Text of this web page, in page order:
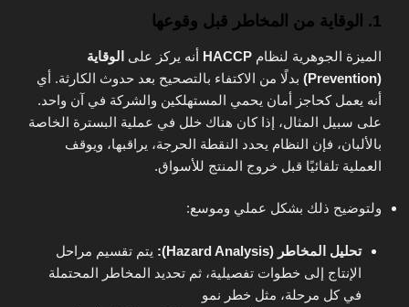
1. الوقاية من المخاطر قبل وقوعها
الميزة الجوهرية لنظام HACCP أنه يركز على الوقاية
(Prevention)
بدلًا من الاكتفاء بالتصحيح بعد حدوث الكارثة. أي
أنه يعمل كحاجز أمان يحمي المستهلكين والشركة في آن واحد.
على سبيل المثال، إذا كان هناك خلل في عملية البسترة الخاصة
بالألبان، فإن النظام يحدد النقطة الحرجة، يراقبها، ويوقف
العملية تلقائيًا قبل خروج المنتج للأسواق.
ولتوضيح ذلك بشكل عملي وموسع:
تحليل المخاطر (Hazard Analysis):
يتم تقسيم مراحل
الإنتاج إلى خطوات تفصيلية، ثم تحديد المخاطر المحتملة
في كل مرحلة، مثل خطر نمو